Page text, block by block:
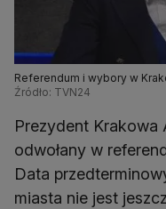
Referendum i wybory w
Źródło: TVN24
Prezydent Krakowa
odwołany w
Data
miasta nie jest